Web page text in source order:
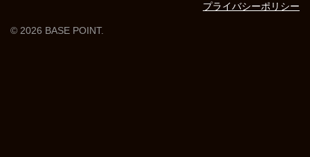
プライバシーポリシー
© 2026 BASE POINT.